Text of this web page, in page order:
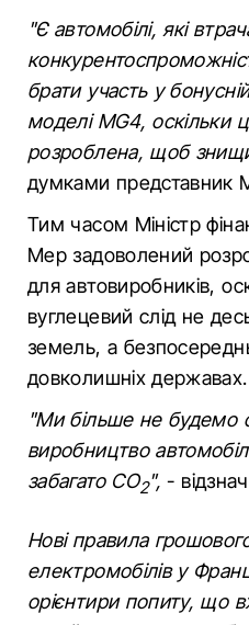
"Є автомобілі, які
брати участь у
моделі MG4, оскільки
розроблена, щоб
думками представник
Тим часом Міністр
Мер задоволений
для автовиробників,
вуглецевий слід не
земель, а
довколишніх державах.
"Ми більше не будемо
виробництво
забагато CO2", -
Нові правила
електромобілів у
орієнтири попиту, що